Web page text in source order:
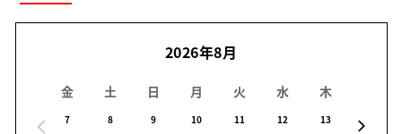
2026年8月
金
7
土
8
日
9
月
10
火
11
水
12
木
13